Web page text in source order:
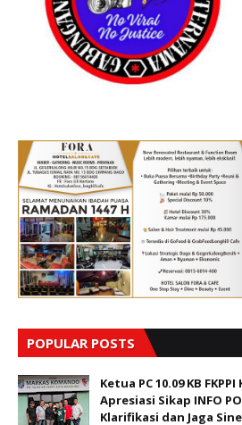
POPULAR POSTS
Ketua PC 10.09 KB
Apresiasi Sikap INFO
Klarifikasi dan Jaga